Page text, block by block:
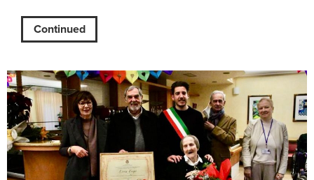
Continued